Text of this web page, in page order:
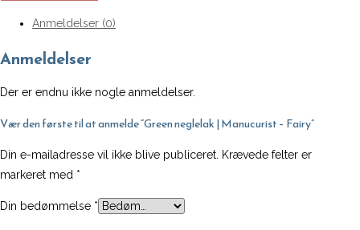
Manucurist
antal
Anmeldelser (0)
Anmeldelser
Der er endnu ikke nogle anmeldelser.
Vær den første til at anmelde “Green neglelak | Manucurist – Fairy”
Din e-mailadresse vil ikke blive publiceret. Krævede felter er
markeret med *
Din bedømmelse *